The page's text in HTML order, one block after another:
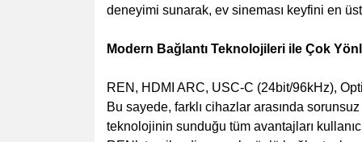
deneyimi sunarak, ev sineması keyfini en
Modern Bağlantı Teknolojileri ile Çok
REN, HDMI ARC, USC-C (24bit/96kHz),
Bu sayede, farklı cihazlar arasında
teknolojinin sunduğu tüm avantajları